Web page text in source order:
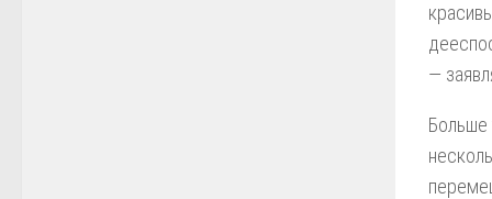
—
Больше